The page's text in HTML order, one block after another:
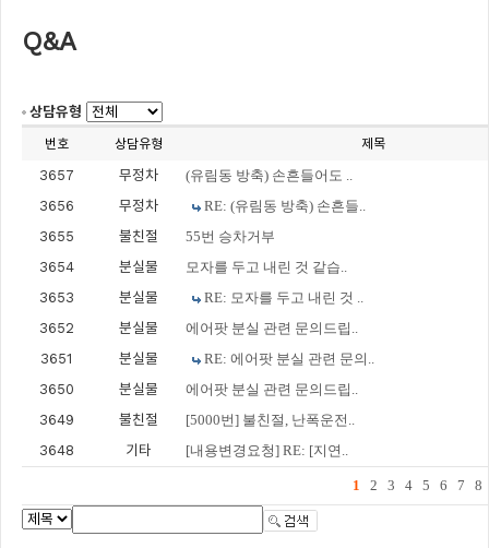
Q&A
상담유형
번호 상담유형 제목
3657 무정차
(유림동 방축) 손흔들어도 ..
3656
무정차
RE: (유림동 방축) 손흔들..
3655
불친절
55번 승차거부
3654
분실물
모자를 두고 내린 것 같습..
3653
분실물
RE: 모자를 두고 내린 것 ..
3652
분실물
에어팟 분실 관련 문의드립..
3651
분실물
RE: 에어팟 분실 관련 문의..
3650
분실물
에어팟 분실 관련 문의드립..
3649
불친절
[5000번] 불친절, 난폭운전..
3648
기타 [내용변경요청] RE: [지연..
1 2 3 4 5 6 7 8